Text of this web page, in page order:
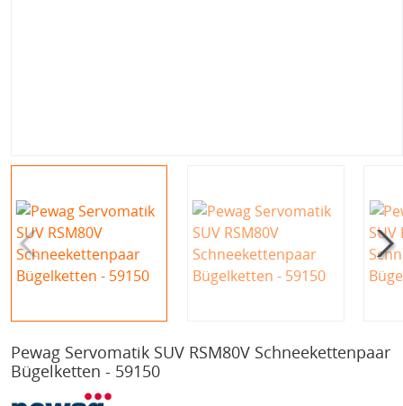
Pewag Servomatik SUV RSM80V Schneekettenpaar
Bügelketten - 59150